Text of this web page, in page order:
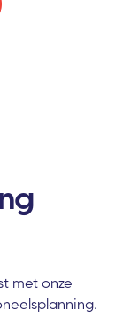
met onze